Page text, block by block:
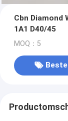
Cbn Diamond
1A1 D40/45
MOQ：5